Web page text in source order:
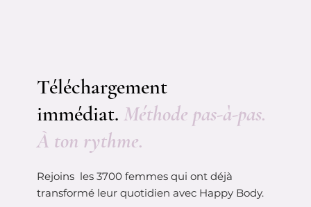
Téléchargement
immédiat. Méthode pas-à-pas.
À ton rythme.
Rejoins les 3700 femmes qui ont déjà
transformé leur quotidien avec Happy Body.